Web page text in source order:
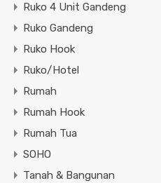
Ruko 4 Unit Gandeng
Ruko Gandeng
Ruko Hook
Ruko/Hotel
Rumah
Rumah Hook
Rumah Tua
SOHO
Tanah & Bangunan